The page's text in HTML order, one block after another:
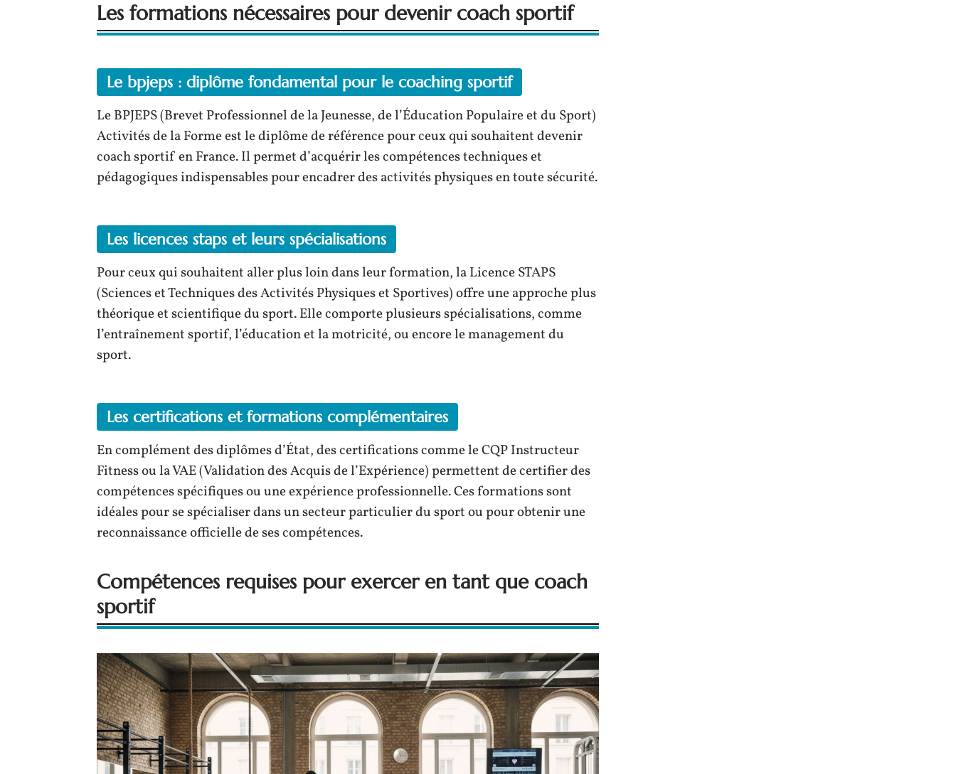
Les formations nécessaires pour devenir coach sportif
Le bpjeps : diplôme fondamental pour le coaching sportif
Le BPJEPS (Brevet Professionnel de la Jeunesse, de l’Éducation Populaire et du Sport)
Activités de la Forme est le diplôme de référence pour ceux qui souhaitent devenir
coach sportif en France. Il permet d’acquérir les compétences techniques et
pédagogiques indispensables pour encadrer des activités physiques en toute sécurité.
Les licences staps et leurs spécialisations
Pour ceux qui souhaitent aller plus loin dans leur formation, la Licence STAPS
(Sciences et Techniques des Activités Physiques et Sportives) offre une approche plus
théorique et scientifique du sport. Elle comporte plusieurs spécialisations, comme
l’entraînement sportif, l’éducation et la motricité, ou encore le management du
sport.
Les certifications et formations complémentaires
En complément des diplômes d’État, des certifications comme le CQP Instructeur
Fitness ou la VAE (Validation des Acquis de l’Expérience) permettent de certifier des
compétences spécifiques ou une expérience professionnelle. Ces formations sont
idéales pour se spécialiser dans un secteur particulier du sport ou pour obtenir une
reconnaissance officielle de ses compétences.
Compétences requises pour exercer en tant que coach
sportif